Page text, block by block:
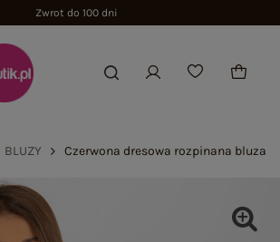
Zwrot do 100 dni
BLUZY Czerwona dresowa rozpinana bluza